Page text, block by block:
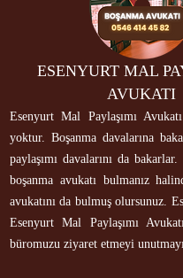
ESENYURT MAL
AVUKATI
Esenyurt Mal Paylaşımı
yoktur. Boşanma davalarına
paylaşımı davalarını da
boşanma avukatı bulmanız
avukatını da bulmuş olursunuz.
Esenyurt Mal Paylaşımı Avukatı
büromuzu ziyaret etmeyi